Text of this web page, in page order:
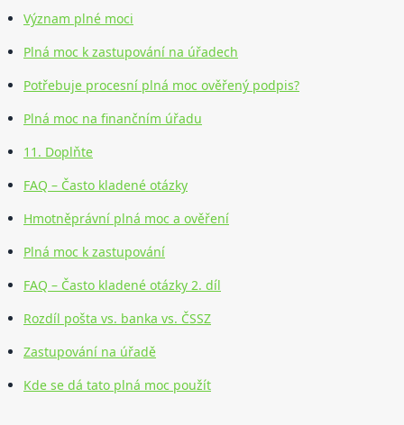
Význam plné moci
Plná moc k zastupování na úřadech
Potřebuje procesní plná moc ověřený podpis?
Plná moc na finančním úřadu
11. Doplňte
FAQ – Často kladené otázky
Hmotněprávní plná moc a ověření
Plná moc k zastupování
FAQ – Často kladené otázky 2. díl
Rozdíl pošta vs. banka vs. ČSSZ
Zastupování na úřadě
Kde se dá tato plná moc použít